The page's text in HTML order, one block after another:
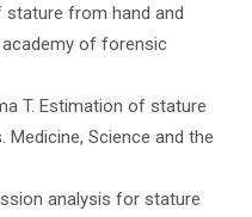
stature from hand and
academy of forensic
T. Estimation of stature
Science and the
analysis for stature